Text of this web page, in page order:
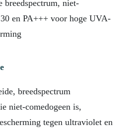
breedspectrum, niet-
en PA+++ voor hoge UVA-
breedspectrum
niet-comedogeen is,
tegen ultraviolet en